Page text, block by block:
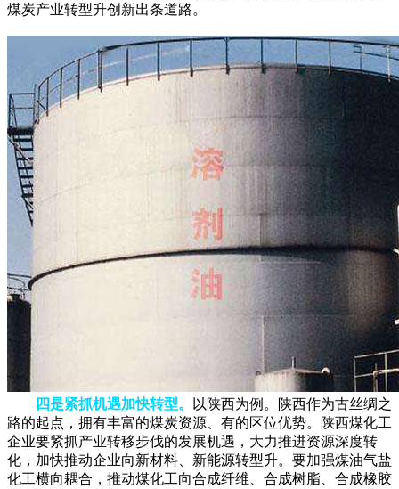
煤炭产业转型升创新出条道路。
四是紧抓机遇加快转型。
以陕西为例。陕西作为古丝绸之
路的起点，拥有丰富的煤炭资源、有的区位优势。陕西煤化工
企业要紧抓产业转移步伐的发展机遇，大力推进资源深度转
化，加快推动企业向新材料、新能源转型升。要加强煤油气盐
化工横向耦合，推动煤化工向合成纤维、合成树脂、合成橡胶